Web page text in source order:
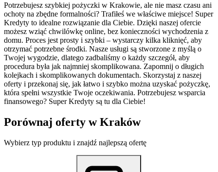
Potrzebujesz szybkiej pożyczki w Krakowie, ale nie masz czasu ani
ochoty na zbędne formalności? Trafiłeś we właściwe miejsce! Super
Kredyty to idealne rozwiązanie dla Ciebie. Dzięki naszej ofercie
możesz wziąć chwilówkę online, bez konieczności wychodzenia z
domu. Proces jest prosty i szybki – wystarczy kilka kliknięć, aby
otrzymać potrzebne środki. Nasze usługi są stworzone z myślą o
Twojej wygodzie, dlatego zadbaliśmy o każdy szczegół, aby
procedura była jak najmniej skomplikowana. Zapomnij o długich
kolejkach i skomplikowanych dokumentach. Skorzystaj z naszej
oferty i przekonaj się, jak łatwo i szybko można uzyskać pożyczkę,
która spełni wszystkie Twoje oczekiwania. Potrzebujesz wsparcia
finansowego? Super Kredyty są tu dla Ciebie!
Porównaj oferty wKraków
Wybierz typ produktu i znajdź najlepszą ofertę